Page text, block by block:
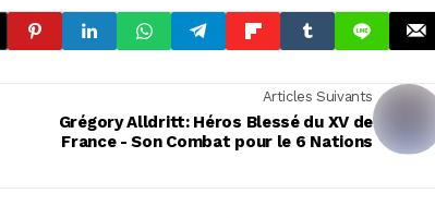
Articles Suivants
Grégory Alldritt: Héros Blessé du XV de
France - Son Combat pour le 6 Nations